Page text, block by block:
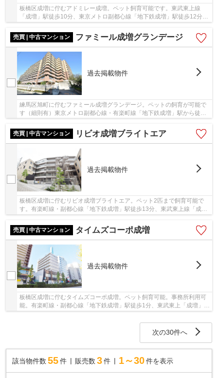
板橋区成増に佇むアドミレー成増。ペット飼育可能です。東武東上線
「成増」駅徒歩10分、東京メトロ副都心線「地下鉄成増」駅徒歩12分の
立地。大通りから離れた閑静な住宅街に位置し、...
売買 | 中古マンション
ファミール成増グランデージ
過去掲載物件
練馬区旭町に佇むファミール成増グランデージ。ペットの飼育が可能で
す（細則有）東京メトロ副都心線・有楽町線「地下鉄成増」駅から徒歩6
売買 | 中古マンション
リビオ成増ブライトエア
過去掲載物件
板橋区成増に佇むリビオ成増ブライトエア。ペット2匹まで飼育可能で
す。有楽町線・副都心線「地下鉄成増」駅徒歩13分、東武東上線「成
売買 | 中古マンション
タイムズコーポ成増
過去掲載物件
板橋区成増に佇むタイムズコーポ成増。ペット飼育可能。事務所利用可
能。有楽町線・副都心線「地下鉄成増」駅徒歩1分、東武東上「成増」駅
次の30件へ
該当物件数 55件 販売数 3 件 1～30 件を表示